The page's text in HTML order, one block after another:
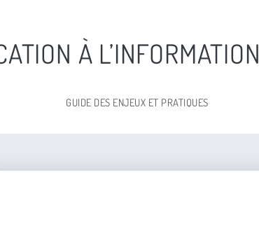
À L’INFORMATION
GUIDE DES ENJEUX ET PRATIQUES